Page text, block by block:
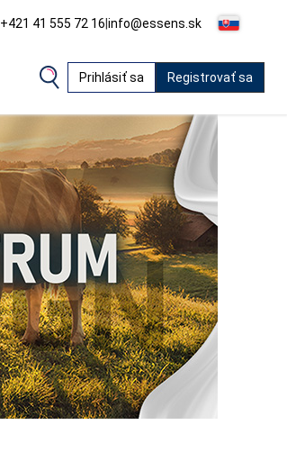
+421 41 555 72 16|info@essens.sk
Prihlásiť sa Registrovať sa